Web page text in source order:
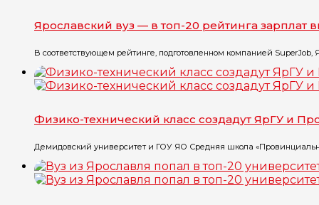
Ярославский вуз — в топ-20 рейтинга зарплат
В соответствующем рейтинге, подготовленном компанией
Физико-технический класс создадут ЯрГУ и
Демидовский университет и ГОУ ЯО Средняя школа